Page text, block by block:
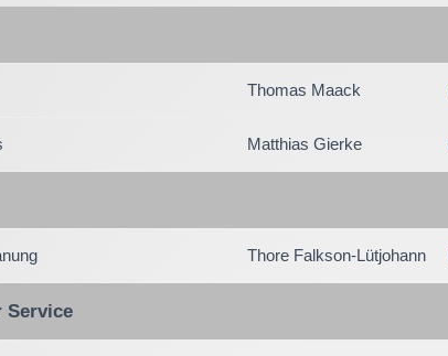
Thomas Maack
Matthias Gierke
Thore Falkson-Lütjohann
Service